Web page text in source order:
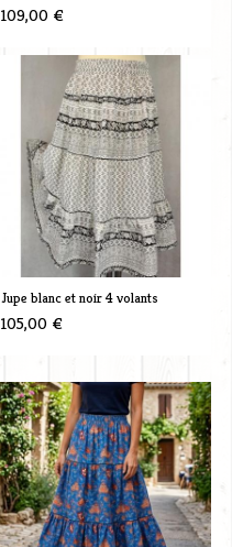
109,00 €
Jupe blanc et noir 4 volants
105,00 €